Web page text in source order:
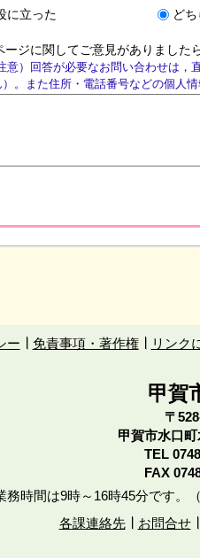
に立った
ど
ージに関してご意見がありました
意）回答が必要なお問い合わせは，
）。また住所・電話番号などの個人
ー 免責事項・著作権 リンク
甲賀
〒
甲賀市水口
TEL
FAX
時間は9時～16時45分です。
各課連絡先
お問合せ